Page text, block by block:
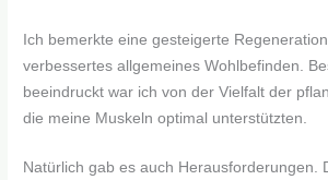
Ich bemerkte eine gesteigerte
verbessertes allgemeines Wohlbefinden.
beeindruckt war ich von der Vielfalt der
die meine Muskeln optimal unterstützten.
Natürlich gab es auch Herausforderungen.